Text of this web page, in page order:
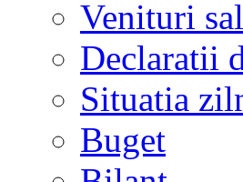
Venituri
Declaratii
Situatia
Buget